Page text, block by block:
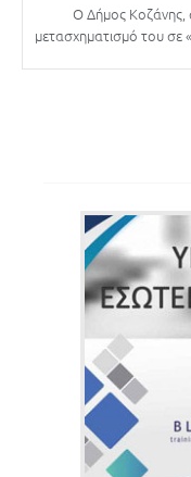
Ο Δήμος Κοζάνης,
μετασχηματισμό του σε